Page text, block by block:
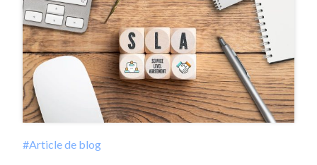
#Article de blog